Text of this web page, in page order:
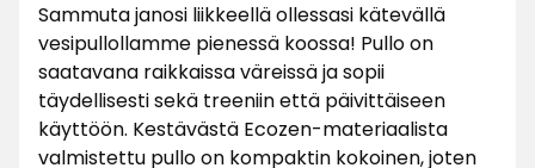
Sammuta janosi liikkeellä ollessasi kätevällä
vesipullollamme pienessä koossa! Pullo on
saatavana raikkaissa väreissä ja sopii
täydellisesti sekä treeniin että päivittäiseen
käyttöön. Kestävästä Ecozen-materiaalista
valmistettu pullo on kompaktin kokoinen, joten